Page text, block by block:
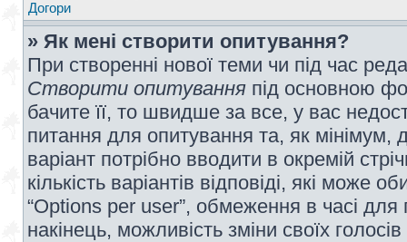
Догори
» Як мені створити опитування?
При створенні нової теми чи під час
Створити опитування під основною
бачите її, то швидше за все, у вас
питання для опитування та, як мінімум,
варіант потрібно вводити в окремій
кількість варіантів відповіді, які може
“Options per user”, обмеження в часі для
накінець, можливість зміни своїх